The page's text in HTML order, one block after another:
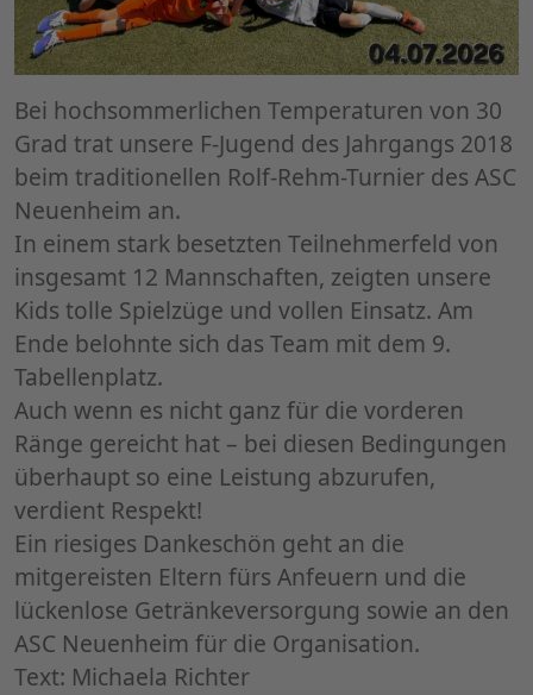
Bei hochsommerlichen Temperaturen von 30
Grad trat unsere F-Jugend des Jahrgangs 2018
beim traditionellen Rolf-Rehm-Turnier des ASC
Neuenheim an.
​In einem stark besetzten Teilnehmerfeld von
insgesamt 12 Mannschaften, zeigten unsere
Kids tolle Spielzüge und vollen Einsatz. Am
Ende belohnte sich das Team mit dem 9.
Tabellenplatz.
​Auch wenn es nicht ganz für die vorderen
Ränge gereicht hat – bei diesen Bedingungen
überhaupt so eine Leistung abzurufen,
verdient Respekt!
Ein riesiges Dankeschön geht an die
mitgereisten Eltern fürs Anfeuern und die
lückenlose Getränkeversorgung sowie an den
ASC Neuenheim für die Organisation.
Text: Michaela Richter